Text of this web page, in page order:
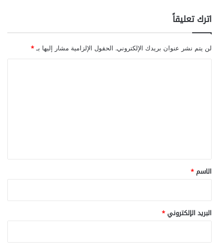
اترك تعليقاً
لن يتم نشر عنوان بريدك الإلكتروني. الحقول الإلزامية مشار إليها بـ*
*
الاسم*
البريد الإلكتروني*